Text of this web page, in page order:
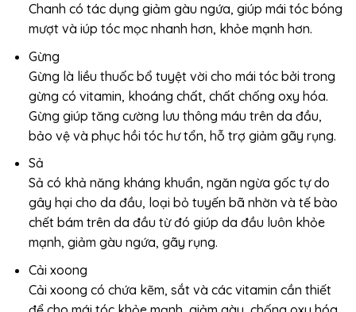
Chanh có tác dụng giảm gàu ngứa, giúp mái tóc bóng
mượt và iúp tóc mọc nhanh hơn, khỏe mạnh hơn.
Gừng
Gừng là liều thuốc bổ tuyệt vời cho mái tóc bởi trong
gừng có vitamin, khoáng chất, chất chống oxy hóa.
Gừng giúp tăng cường lưu thông máu trên da đầu,
bảo vệ và phục hồi tóc hư tổn, hỗ trợ giảm gãy rụng.
Sả
Sả có khả năng kháng khuẩn, ngăn ngừa gốc tự do
gây hại cho da đầu, loại bỏ tuyến bã nhờn và tế bào
chết bám trên da đầu từ đó giúp da đầu luôn khỏe
mạnh, giảm gàu ngứa, gãy rụng.
Cải xoong
Cải xoong có chứa kẽm, sắt và các vitamin cần thiết